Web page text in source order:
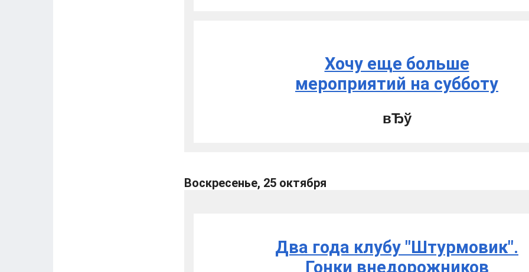
Хочу еще больше
мероприятий на субботу
Воскресенье, 25 октября
Два года клубу "Штурмовик".
Гонки внедорожников